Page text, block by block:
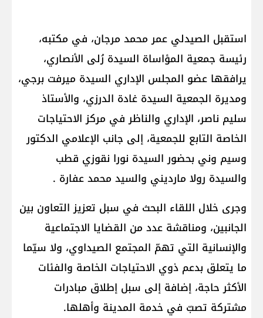
استقبل الصيدلي عمر محمد مرجان، في مكتبه،
رئيسة جمعية المؤاساة السيدة رُلى الأنصاري،
يرافقها عضو المجلس الإداري السيدة ميرفت برجي،
ومديرة الجمعية السيدة غادة الدرزي، والأستاذ
سليم ناصر، الإداري والناظر في مركز الاحتياجات
الخاصة التابع للجمعية، إلى جانب الإعلامي الدكتور
وسيم وني بحضور السيدة نورا نقوزي قطب
والسيدة رولا مارديني والسيد محمد عفارة .
وجرى خلال اللقاء البحث في سبل تعزيز التعاون بين
الجانبين، ومناقشة عدد من القضايا الاجتماعية
والإنسانية التي تهمّ المجتمع الصيداوي، ولا سيّما
ما يتعلق بدعم ذوي الاحتياجات الخاصة والفئات
الأكثر حاجة، إضافة إلى سبل إطلاق مبادرات
مشتركة تصبّ في خدمة المدينة وأهلها.